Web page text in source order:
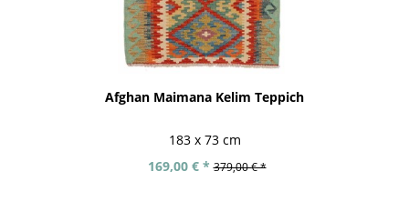
Afghan Maimana Kelim Teppich
183 x 73 cm
169,00 € * 379,00 € *